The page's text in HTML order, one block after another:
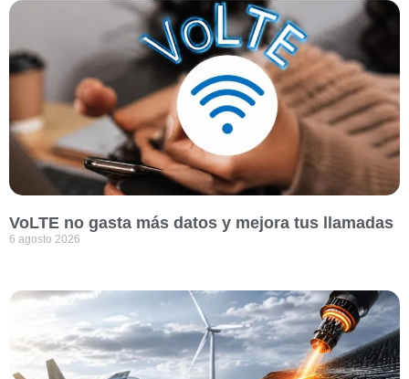
VoLTE no gasta más datos y mejora tus llamadas
6 agosto 2026